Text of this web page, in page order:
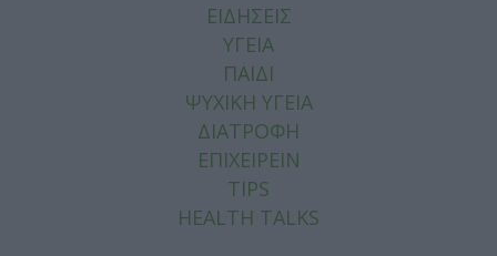
ΕΙΔΗΣΕΙΣ
ΥΓΕΙΑ
ΠΑΙΔΙ
ΨΥΧΙΚΗ ΥΓΕΙΑ
ΔΙΑΤΡΟΦΗ
ΕΠΙΧΕΙΡΕΙΝ
TIPS
HEALTH TALKS